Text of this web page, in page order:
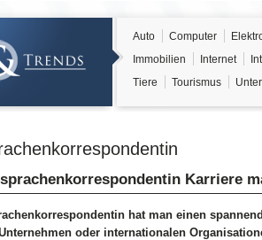
Auto Computer
Immobilien
Internet
Tiere
Tourismus
Karriere
hat man einen
oder internationalen